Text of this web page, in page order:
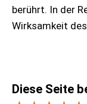
berührt. In der
Wirksamkeit
Diese Seite